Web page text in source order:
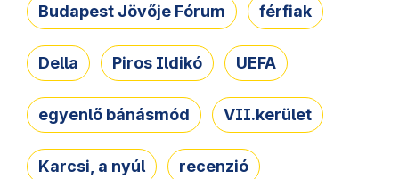
Budapest Jövője Fórum férfiak
Della Piros Ildikó UEFA
egyenlő bánásmód VII.kerület
Karcsi, a nyúl recenzió